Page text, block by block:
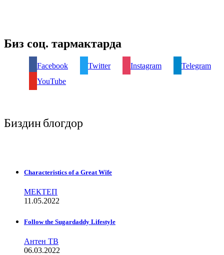
Биз соц. тармактарда
Facebook Twitter Instagram
Telegram
YouTube
Биздин блогдор
Characteristics of a Great Wife
МЕКТЕП
11.05.2022
Follow the Sugardaddy Lifestyle
Антен ТВ
06.03.2022